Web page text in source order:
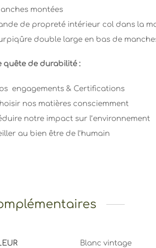
montées
de propreté intérieur col dans la
double large en bas de
quête de durabilité :
engagements & Certifications
nos matières consciemment
notre impact sur l’environnement
au bien être de l’humain
Blanc vintage